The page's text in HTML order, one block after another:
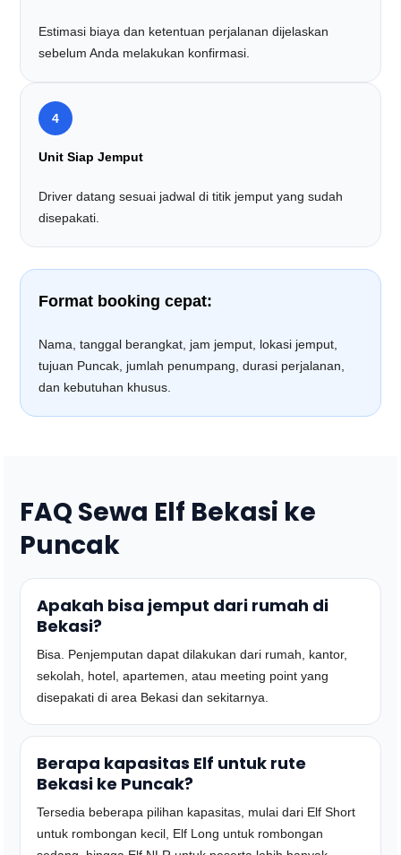
Estimasi biaya dan ketentuan perjalanan dijelaskan
sebelum Anda melakukan konfirmasi.
4
Unit Siap Jemput
Driver datang sesuai jadwal di titik jemput yang sudah
disepakati.
Format booking cepat:
Nama, tanggal berangkat, jam jemput, lokasi jemput,
tujuan Puncak, jumlah penumpang, durasi perjalanan,
dan kebutuhan khusus.
FAQ Sewa Elf Bekasi ke
Puncak
Apakah bisa jemput dari rumah di
Bekasi?
Bisa. Penjemputan dapat dilakukan dari rumah, kantor,
sekolah, hotel, apartemen, atau meeting point yang
disepakati di area Bekasi dan sekitarnya.
Berapa kapasitas Elf untuk rute
Bekasi ke Puncak?
Tersedia beberapa pilihan kapasitas, mulai dari Elf Short
untuk rombongan kecil, Elf Long untuk rombongan